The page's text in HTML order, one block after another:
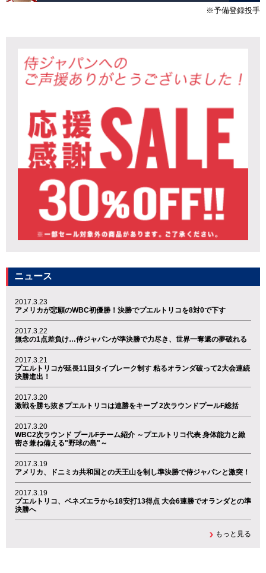
※予備登録投手
ニュース
2017.3.23
アメリカが悲願のWBC初優勝！決勝でプエルトリコを8対0で下す
2017.3.22
無念の1点差負け…侍ジャパンが準決勝で力尽き、世界一奪還の夢破れる
2017.3.21
プエルトリコが延長11回タイブレーク制す 粘るオランダ破って2大会連続
決勝進出！
2017.3.20
激戦を勝ち抜きプエルトリコは連勝をキープ 2次ラウンドプールF総括
2017.3.20
WBC2次ラウンド プールFチーム紹介 ～プエルトリコ代表 身体能力と緻
密さ兼ね備える"野球の島"～
2017.3.19
アメリカ、ドニミカ共和国との天王山を制し準決勝で侍ジャパンと激突！
2017.3.19
プエルトリコ、ベネズエラから18安打13得点 大会6連勝でオランダとの準
決勝へ
もっと見る